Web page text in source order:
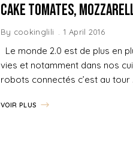
Cake Tomates,
By cookinglili 1 April 2016
Le monde 2.0 est de plus en
vies et notamment dans nos
robots connectés c’est au tour
VOIR PLUS